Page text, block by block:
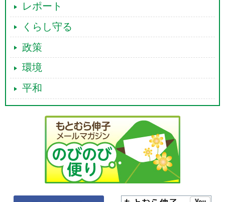
レポート
くらし守る
政策
環境
平和